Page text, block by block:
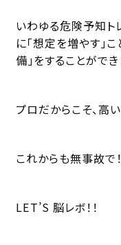
いわゆる危険予知ト
に「想定を増やす」
備」をすることができ
プロだからこそ、高い
これからも無事故で！
LET’S 脳レボ！！